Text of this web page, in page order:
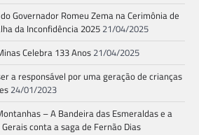
Governador Romeu Zema na Cerimônia de
da Inconfidência 202521/04/2025
Celebra 133 Anos 21/04/2025
a responsável por uma geração de crianças
24/01/2023
– A Bandeira das Esmeraldas e a
conta a saga de Fernão Dias